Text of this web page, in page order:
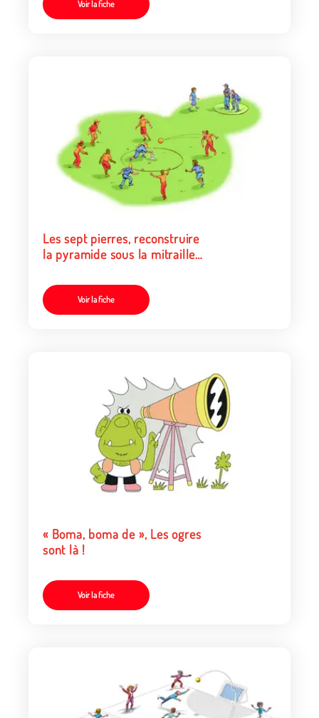
Voir la fiche
Les sept pierres, reconstruire
la pyramide sous la mitraille
Voir la fiche
« Boma, boma de », Les ogres
sont là !
Voir la fiche